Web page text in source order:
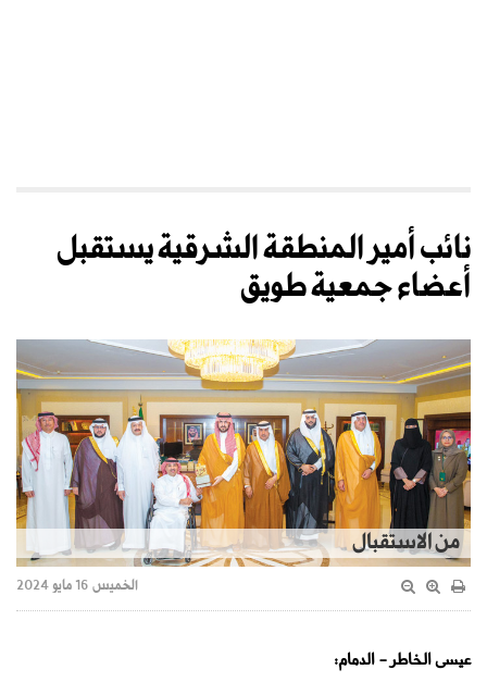
نائب أمير المنطقة الشرقية يستقبل
أعضاء جمعية طويق
من الاستقبال
الخميس 16 مايو 2024
عيسى الخاطر - الدمام: